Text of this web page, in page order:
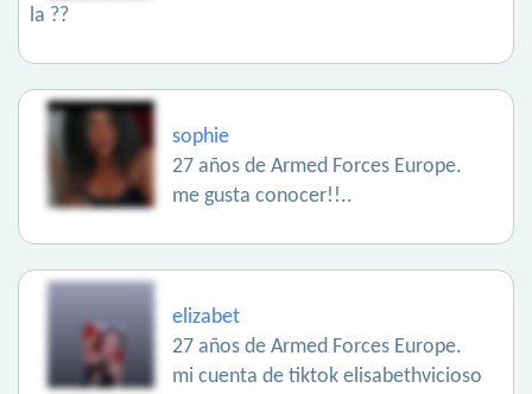
la ??
sophie
27 años de Armed Forces Europe.
me gusta conocer!!..
elizabet
27 años de Armed Forces Europe.
mi cuenta de tiktok elisabethvicioso